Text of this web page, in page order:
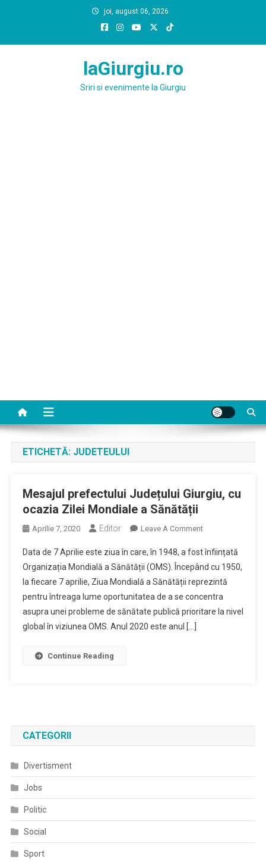
joi, august 06, 2026
laGiurgiu.ro
Sriri si evenimente la Giurgiu
ETICHETĂ: JUDETEULUI
Mesajul prefectului Județului Giurgiu, cu
ocazia Zilei Mondiale a Sănătății
Aprilie 7, 2020 Editor Leave A CommentOn
Prefectului
Județului
Giurgiu,
Cu
Ocazia
Data de 7 Aprilie este ziua în care, în 1948, a fost înființată
Organizația Mondială a Sănătății (OMS). Începând cu 1950,
la fiecare 7 aprilie, Ziua Mondială a Sănătății reprezintă
pentru întreaga lume oportunitatea de a se concentra
asupra unei probleme de sănătate publică prioritare la nivel
global în viziunea OMS. Anul 2020 este anul […]
Continue Reading
CATEGORII
Divertisment
Jobs
Politic
Social
Sport